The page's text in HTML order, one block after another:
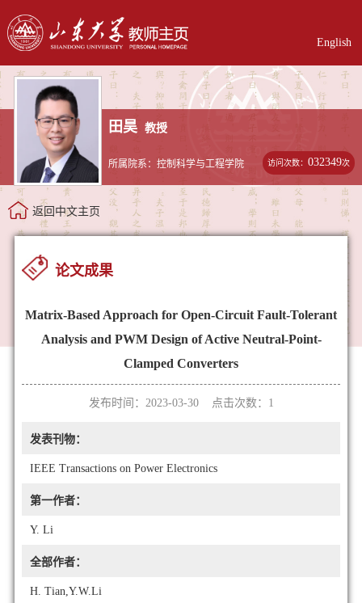
English
田昊 教授
所属院系：控制科学与工程学院 访问次数：032349次
返回中文主页
论文成果
Matrix-Based Approach for Open-Circuit Fault-Tolerant
Analysis and PWM Design of Active Neutral-Point-
Clamped Converters
发布时间：2023-03-30 点击次数： 1
发表刊物：
IEEE Transactions on Power Electronics
第一作者：
Y. Li
全部作者：
H. Tian,Y.W.Li